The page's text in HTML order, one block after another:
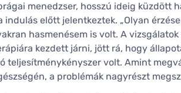
menedzser, hosszú ideig küzdött
indulás előtt jelentkeztek. „Olyan
hasmenésem is volt. A
kezdett járni, jött rá, hogy
teljesítménykényszer volt. Amint
a problémák nagyrészt